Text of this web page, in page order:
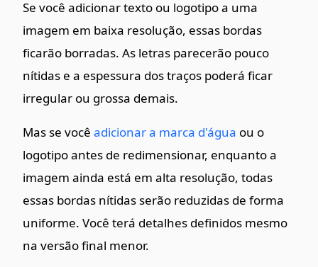
Se você adicionar texto ou logotipo a uma
imagem em baixa resolução, essas bordas
ficarão borradas. As letras parecerão pouco
nítidas e a espessura dos traços poderá ficar
irregular ou grossa demais.
Mas se você adicionar a marca d'água ou o
logotipo antes de redimensionar, enquanto a
imagem ainda está em alta resolução, todas
essas bordas nítidas serão reduzidas de forma
uniforme. Você terá detalhes definidos mesmo
na versão final menor.